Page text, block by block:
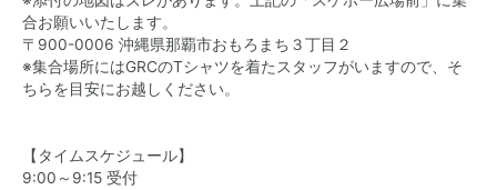
合お願いいたします。
〒900-0006 沖縄県那覇市おもろまち３丁目２
※集合場所にはGRCのTシャツを着たスタッフがいますので、そ
ちらを目安にお越しください。
【タイムスケジュール】
9:00～9:15 受付